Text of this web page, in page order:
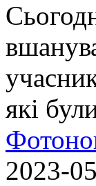
які
2023-